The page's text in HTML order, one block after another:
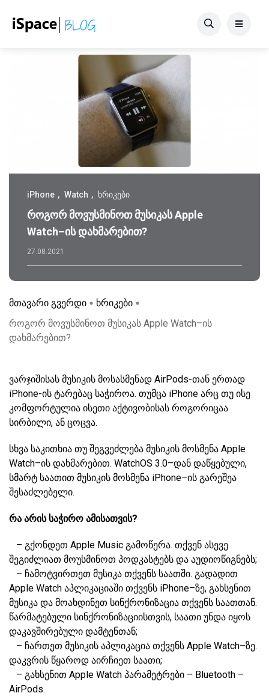
iPhone Watch ხრიკები
როგორ მოვუსმინოთ მუსიკას Apple
Watch–ის დახმარებით?
27.08.2021
მთავარი გვერდი
ხრიკები
როგორ მოვუსმინოთ მუსიკას Apple Watch–ის
დახმარებით?
ვარჯიშისას მუსიკის მოსასმენად AirPods-თან ერთად
iPhone-ის ტარებაც საჭიროა. თუმცა iPhone არც თუ ისე
კომფორტულია ისეთი აქტივობისას როგორიცაა
სირბილი, ან ცოცვა.
სხვა საკითხია თუ შეგვეძლება მუსიკის მოსმენა Apple
Watch–ის დახმარებით. WatchOS 3.0–დან დაწყებული,
სმარტ საათით მუსიკის მოსმენა iPhone–ის გარეშეა
შესაძლებელი.
რა არის საჭირო ამისათვის?
– გქონდეთ Apple Music გამოწერა. თქვენ ასევე
შეგიძლიათ მოუსმინოთ პოდკასტებს და აუდიოწიგნებს;
– ჩამოტვირთეთ მუსიკა თქვენს საათში. გადადით
Apple Watch აპლიკაციაში თქვენს iPhone–ზე, გახსენით
მუსიკა და მოახდინეთ სინქრონიზაცია თქვენს საათთან.
წარმატებული სინქრონიზაციისთვის, საათი უნდა იყოს
დაკავშირებული დამტენთან;
– ჩართეთ მუსიკის აპლიკაცია თქვენს Apple Watch–ზე.
დაკვრის წყაროდ აირჩიეთ საათი;
– გახსენით Apple Watch პარამეტრები – Bluetooth –
AirPods.